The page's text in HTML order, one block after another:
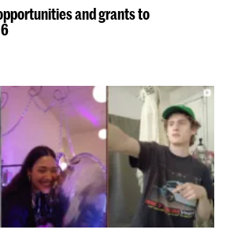
and grants to